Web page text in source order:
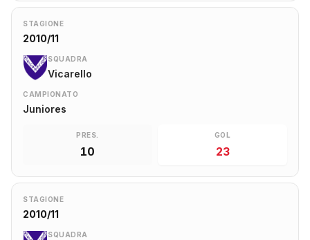
STAGIONE
2010/11
SQUADRA
Vicarello
CAMPIONATO
Juniores
PRES.
10
GOL
23
STAGIONE
2010/11
SQUADRA